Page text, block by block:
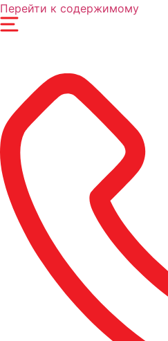
Перейти к содержимому